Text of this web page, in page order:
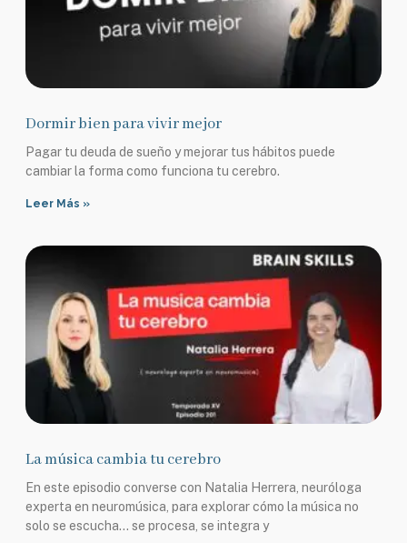
Dormir bien para vivir mejor
Pagar tu deuda de sueño y mejorar tus hábitos puede
cambiar la forma como funciona tu cerebro.
Leer Más »
La música cambia tu cerebro
En este episodio converse con Natalia Herrera, neuróloga
experta en neuromúsica, para explorar cómo la música no
solo se escucha… se procesa, se integra y